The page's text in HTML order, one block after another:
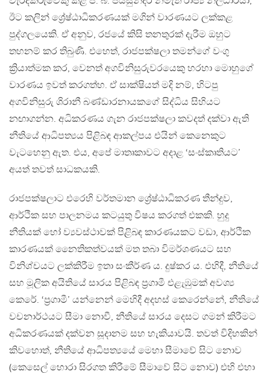
ඊට කලින් ශ්‍රේෂ්ඨාධිකරණයක් මගින් වාරණයට ලක්කළ
පුද්ගලයෙකි. ඒ අනුව, රජයේ කිසි තනතුරක් දැරීම ඔහුට
තහනම් කර තිබුණි. එහෙත්, රාජපක්ෂලා තමන්ගේ වංගු
ක්‍රියාත්මක කර, වෙනත් අගවිනිසුරුවරයෙකු හරහා මොහුගේ
වාරණය ඉවත් කරගත්හ. ඒ සාක්ෂියත් මදි නම්, හිටපු
අගවිනිසුරු ශිරානී බණ්ඩාරනායකගේ සිද්ධිය සිහියට
නඟාගන්න. අධිකරණය ගැන රාජපක්ෂලා කවදත් දක්වා ඇති
නීතියේ ආධිපත්‍යය පිළිබඳ ආකල්පය එයින් කෙනෙකුට
වැටහෙනු ඇත. එය, අපේ මාතෘකාවට අදාළ ‘සංස්කෘතියට’
අයත් තවත් සාධකයකි.
රාජපක්ෂලාට එරෙහි වර්තමාන ශ්‍රේෂ්ඨාධිකරණ තීන්දුව,
ආර්ථික සහ පාලනමය කටයුතු විෂය කරගත් එකකි. හුදු
නීතියක් හෝ ව්‍යවස්ථාවක් පිළිබඳ කාරණයකට වඩා, ආර්ථික
කාරණයක් නෛතිකත්වයක් මත තබා විමර්ශණයට සහ
විනිශ්චයට ලක්කිරීම ඉතා සංකීර්ණ ය. දුෂ්කර ය. එහිදී, නීතියේ
සහ මූලික අයිතියේ සාරය පිළිබඳ ප්‍රගාමී එළැඹුමක් අවශ්‍ය
කෙරේ. ‘ප්‍රගාමී’ යන්නෙන් මෙහිදී අදහස් කෙරෙන්නේ, නීතියේ
වචනාර්ථයට සීමා නොවී, නීතියේ සාරය දෙසට ගමන් කිරීමට
අධිකරණයක් දක්වන සූදානම සහ හැකියාවයි. තවත් විදිහකින්
කිවහොත්, නීතියේ ආධිපත්‍යයේ මෙහා සීමාවේ සිට නොව
(කෙසෙල් හොරා සිරගත කිරීමේ සීමාවේ සිට නොව) එහි එහා